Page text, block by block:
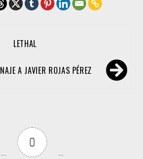
LETHAL
A JAVIER ROJAS PÉREZ
0